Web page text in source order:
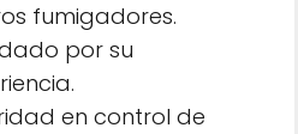
fumigadores.
por su
en control de